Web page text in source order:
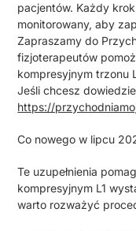
pacjentów. Każdy
monitorowany, aby
Zapraszamy do
fizjoterapeutów
kompresyjnym trzonu
Jeśli chcesz
https://
Co nowego w lipcu
Te uzupełnienia
kompresyjnym L1
warto rozważyć